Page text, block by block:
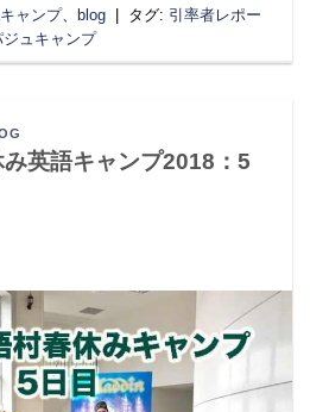
ャンプ、 blog タグ: 引率者レポー
ュキャンプ
英語キャンプ2018：5